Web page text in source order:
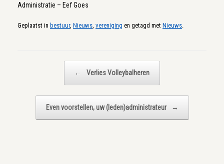
Administratie – Eef Goes
Geplaatst in bestuur, Nieuws vereniging en getagd met Nieuws
← Verlies Volleybalheren
Even voorstellen, uw (leden)administrateur →